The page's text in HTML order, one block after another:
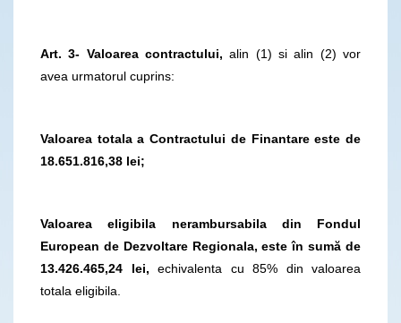
Art. 3- Valoarea contractului,alin (1) si alin (2) vor
avea urmatorul cuprins:
Valoarea totala a Contractului de Finantare este de
18.651.816,38 lei;
Valoarea eligibila nerambursabila din Fondul
European de Dezvoltare Regionala, este în sumă de
13.426.465,24 lei, echivalenta cu 85% din valoarea
totala eligibila.